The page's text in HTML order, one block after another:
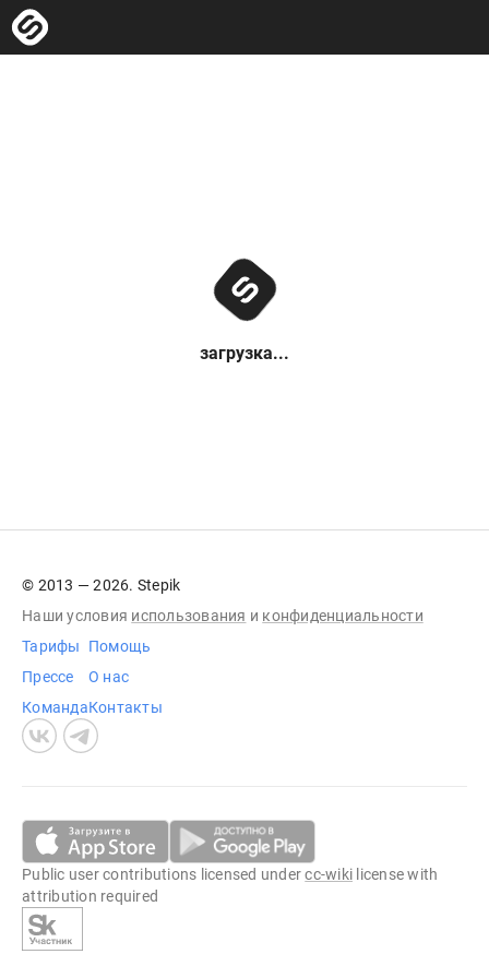
загрузка...
© 2013 — 2026. Stepik
Наши условия использования и конфиденциальности
Тарифы
Прессе
Команда
Помощь
О нас
Контакты
Public user contributions licensed undercc-wiki license with
attribution required